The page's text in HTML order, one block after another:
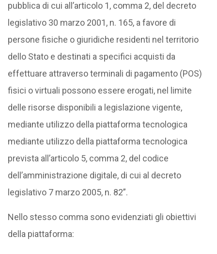
pubblica di cui all’articolo 1, comma 2, del decreto
legislativo 30 marzo 2001, n. 165, a favore di
persone fisiche o giuridiche residenti nel territorio
dello Stato e destinati a specifici acquisti da
effettuare attraverso terminali di pagamento (POS)
fisici o virtuali possono essere erogati, nel limite
delle risorse disponibili a legislazione vigente,
mediante utilizzo della piattaforma tecnologica
mediante utilizzo della piattaforma tecnologica
prevista all’articolo 5, comma 2, del codice
dell’amministrazione digitale, di cui al decreto
legislativo 7 marzo 2005, n. 82”.
Nello stesso comma sono evidenziati gli obiettivi
della piattaforma: